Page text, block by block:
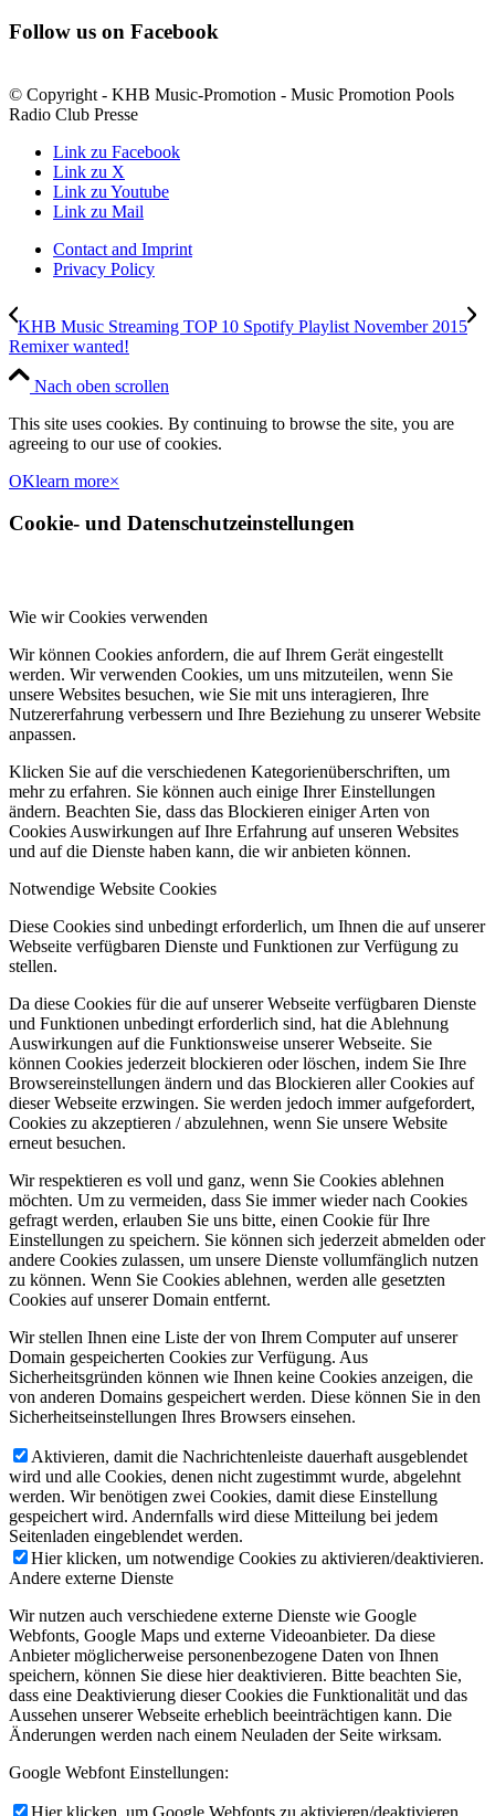
Follow us on Facebook
© Copyright - KHB Music-Promotion - Music Promotion Pools
Radio Club Presse
Link zu Facebook
Link zu X
Link zu Youtube
Link zu Mail
Contact and Imprint
Privacy Policy
KHB Music Streaming TOP 10 Spotify Playlist November 2015
Remixer wanted!
Nach oben scrollen
This site uses cookies. By continuing to browse the site, you are
agreeing to our use of cookies.
OKlearn more×
Cookie- und Datenschutzeinstellungen
Wie wir Cookies verwenden
Wir können Cookies anfordern, die auf Ihrem Gerät eingestellt
werden. Wir verwenden Cookies, um uns mitzuteilen, wenn Sie
unsere Websites besuchen, wie Sie mit uns interagieren, Ihre
Nutzererfahrung verbessern und Ihre Beziehung zu unserer Website
anpassen.
Klicken Sie auf die verschiedenen Kategorienüberschriften, um
mehr zu erfahren. Sie können auch einige Ihrer Einstellungen
ändern. Beachten Sie, dass das Blockieren einiger Arten von
Cookies Auswirkungen auf Ihre Erfahrung auf unseren Websites
und auf die Dienste haben kann, die wir anbieten können.
Notwendige Website Cookies
Diese Cookies sind unbedingt erforderlich, um Ihnen die auf unserer
Webseite verfügbaren Dienste und Funktionen zur Verfügung zu
stellen.
Da diese Cookies für die auf unserer Webseite verfügbaren Dienste
und Funktionen unbedingt erforderlich sind, hat die Ablehnung
Auswirkungen auf die Funktionsweise unserer Webseite. Sie
können Cookies jederzeit blockieren oder löschen, indem Sie Ihre
Browsereinstellungen ändern und das Blockieren aller Cookies auf
dieser Webseite erzwingen. Sie werden jedoch immer aufgefordert,
Cookies zu akzeptieren / abzulehnen, wenn Sie unsere Website
erneut besuchen.
Wir respektieren es voll und ganz, wenn Sie Cookies ablehnen
möchten. Um zu vermeiden, dass Sie immer wieder nach Cookies
gefragt werden, erlauben Sie uns bitte, einen Cookie für Ihre
Einstellungen zu speichern. Sie können sich jederzeit abmelden oder
andere Cookies zulassen, um unsere Dienste vollumfänglich nutzen
zu können. Wenn Sie Cookies ablehnen, werden alle gesetzten
Cookies auf unserer Domain entfernt.
Wir stellen Ihnen eine Liste der von Ihrem Computer auf unserer
Domain gespeicherten Cookies zur Verfügung. Aus
Sicherheitsgründen können wie Ihnen keine Cookies anzeigen, die
von anderen Domains gespeichert werden. Diese können Sie in den
Sicherheitseinstellungen Ihres Browsers einsehen.
Aktivieren, damit die Nachrichtenleiste dauerhaft ausgeblendet
wird und alle Cookies, denen nicht zugestimmt wurde, abgelehnt
werden. Wir benötigen zwei Cookies, damit diese Einstellung
gespeichert wird. Andernfalls wird diese Mitteilung bei jedem
Seitenladen eingeblendet werden.
Hier klicken, um notwendige Cookies zu aktivieren/deaktivieren.
Andere externe Dienste
Wir nutzen auch verschiedene externe Dienste wie Google
Webfonts, Google Maps und externe Videoanbieter. Da diese
Anbieter möglicherweise personenbezogene Daten von Ihnen
speichern, können Sie diese hier deaktivieren. Bitte beachten Sie,
dass eine Deaktivierung dieser Cookies die Funktionalität und das
Aussehen unserer Webseite erheblich beeinträchtigen kann. Die
Änderungen werden nach einem Neuladen der Seite wirksam.
Google Webfont Einstellungen:
Hier klicken, um Google Webfonts zu aktivieren/deaktivieren.